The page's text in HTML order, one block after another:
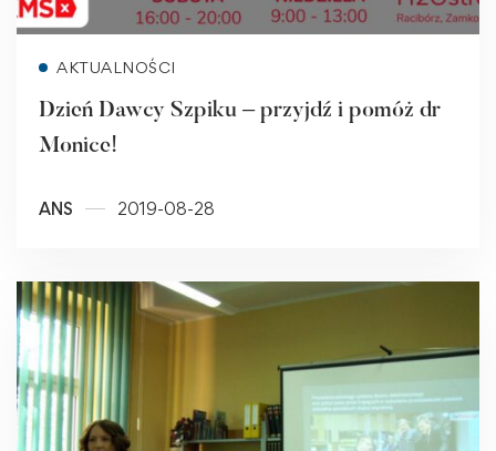
AKTUALNOŚCI
Dzień Dawcy Szpiku – przyjdź i pomóż dr
Monice!
ANS 2019-08-28